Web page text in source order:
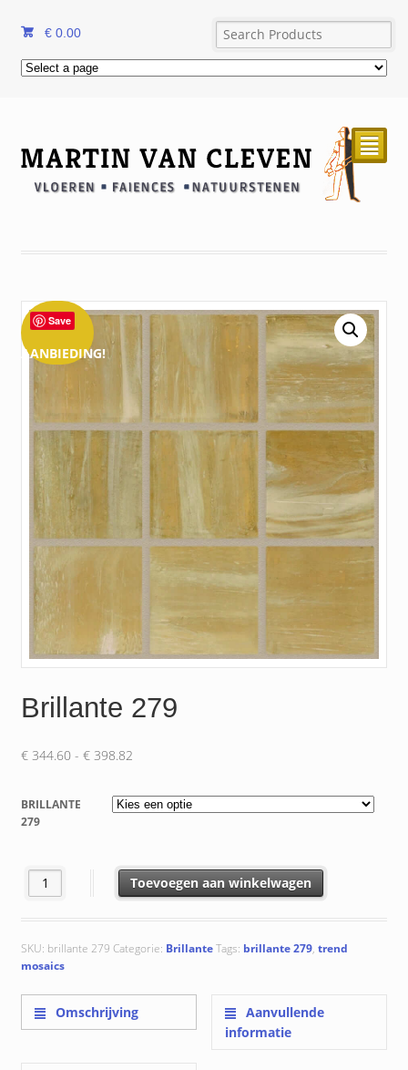
€ 0.00
²
AANBIEDING!
Save
Brillante 279
€344.60 - €398.82Prijsklasse:
tot
€ 398.82
BRILLANTE
279
Brillante 279 aantal Toevoegen aan winkelwagen
SKU: brillante 279 Categorie: BrillanteTags: brillante 279, trend
mosaics
Omschrijving
Aanvullende
informatie